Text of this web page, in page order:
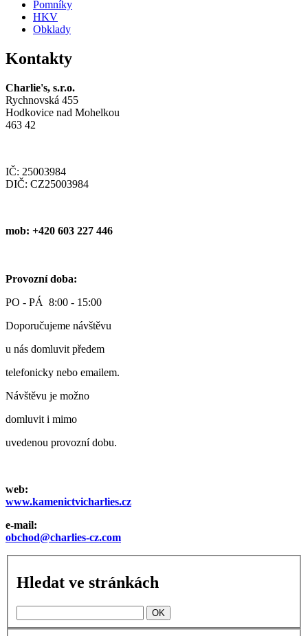
Pomníky
HKV
Obklady
Kontakty
Charlie's, s.r.o.
Rychnovská 455
Hodkovice nad Mohelkou
463 42
IČ: 25003984
DIČ: CZ25003984
mob: +420 603 227 446
Provozní doba:
PO - PÁ 8:00 - 15:00
Doporučujeme návštěvu
u nás domluvit předem
telefonicky nebo emailem.
Návštěvu je možno
domluvit i mimo
uvedenou provozní dobu.
web:
www.kamenictvicharlies.cz
e-mail:
obchod@charlies-cz.com
Hledat ve stránkách